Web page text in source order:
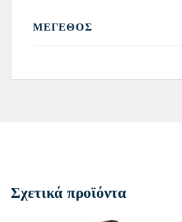
ΜΈΓΕΘΟΣ
Σχετικά προϊόντα